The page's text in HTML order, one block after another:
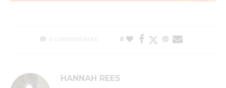
0 commentaires 0
HANNAH REES